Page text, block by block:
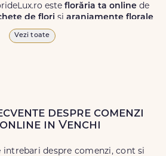
este florăria ta online de
de flori și aranjamente florale
Venchi și în toată România.
chiar și în weekend, pentru ca tu
frumos atunci când ai nevoie.
Vezi toate
despre comenzi
in Venchi
intrebari despre comenzi, cont si